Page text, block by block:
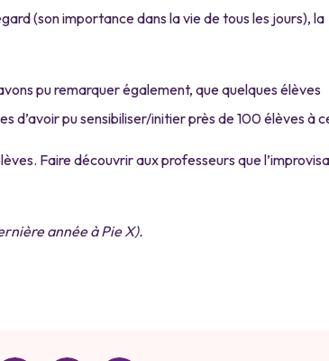
(son importance dans la vie de tous les jours), la
pu remarquer également, que quelques élèves
d’avoir pu sensibiliser/initier près de 100 élèves à
Faire découvrir aux professeurs que
année à Pie X).